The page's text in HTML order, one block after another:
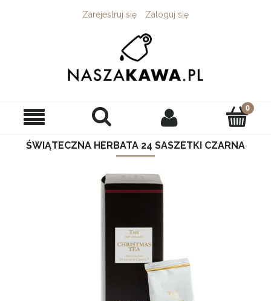
Zarejestruj się Zaloguj się
ŚWIĄTECZNA HERBATA 24 SASZETKI CZARNA